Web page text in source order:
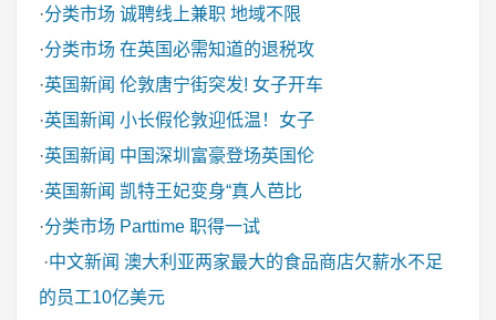
·分类市场 诚聘线上兼职 地域不限
·分类市场 在英国必需知道的退税攻
·英国新闻 伦敦唐宁街突发! 女子开车
·英国新闻 小长假伦敦迎低温！女子
·英国新闻 中国深圳富豪登场英国伦
·英国新闻 凯特王妃变身“真人芭比
·分类市场 Parttime 职得一试
·中文新闻 澳大利亚两家最大的食品商店欠薪水不足
的员工10亿美元